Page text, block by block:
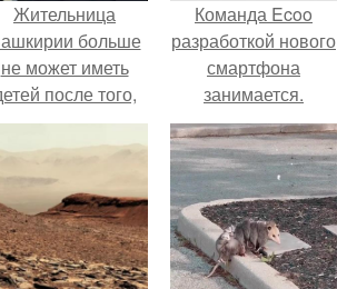
Жительница
больше
не может иметь
после того,
медики сделали
аборт на шестом
месяце
и
в матке
плаценту.
Команда Ecoo
разработкой нового
смартфона
занимается.